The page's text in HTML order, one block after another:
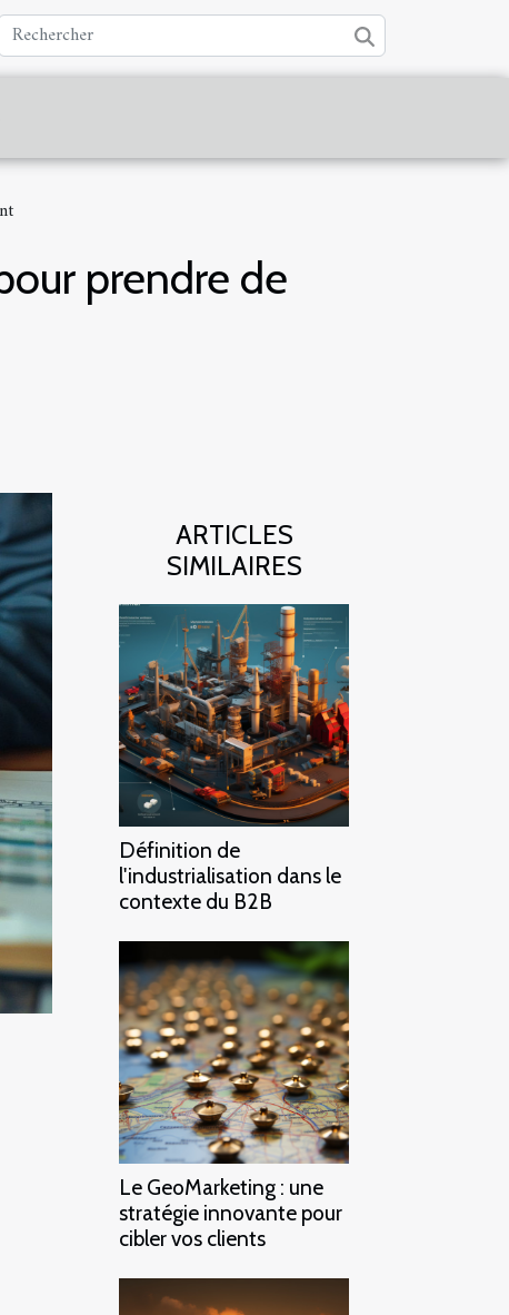
prendre de
ARTICLES
SIMILAIRES
Définition de
l'industrialisation dans le
contexte du B2B
Le GeoMarketing : une
stratégie innovante pour
cibler vos clients